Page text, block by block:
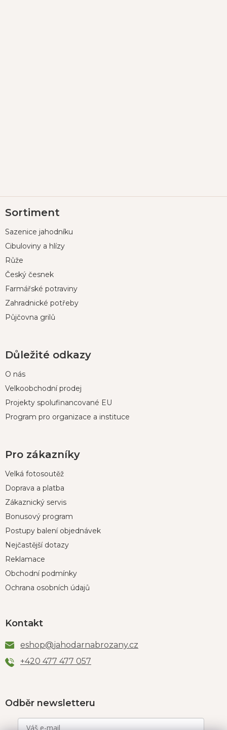
á
a
Sortiment
Sazenice jahodníku
Cibuloviny a hlízy
Růže
Český česnek
Farmářské potraviny
Zahradnické potřeby
Půjčovna grilů
Důležité odkazy
O nás
Velkoobchodní prodej
Projekty spolufinancované EU
Program pro organizace a instituce
Pro zákazníky
Velká fotosoutěž
Doprava a platba
Zákaznický servis
Bonusový program
Postupy balení objednávek
Nejčastější dotazy
Reklamace
Obchodní podmínky
Ochrana osobních údajů
Kontakt
eshop@jahodarnabrozany.cz
+420 477 477 057
Odběr newsletteru